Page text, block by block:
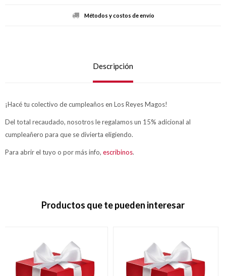
Métodos y costos de envío
Descripción
¡Hacé tu colectivo de cumpleaños en Los Reyes Magos!
Del total recaudado, nosotros le regalamos un 15% adicional al
cumpleañero para que se divierta eligiendo.
Para abrir el tuyo o por más info, escribinos.
Productos que te pueden interesar